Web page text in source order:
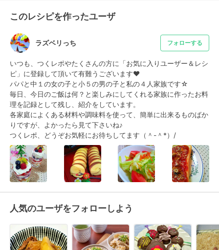
このレシピを作ったユーザ
ラズベリっち フォローする
いつも、つくレポやたくさんの方に「お気に入りユーザー＆レシ
ピ」に登録して頂いて有難うございます❤
パパと中１の女の子と小５の男の子と私の４人家族です☆
毎日、今日のご飯は何？と楽しみにしてくれる家族に作ったお料
理を記録として残し、紹介をしています。
各家庭によくある材料や調味料を使って、簡単に出来るものばか
りですが、よかったら見て下さいね♪
つくレポ、どうぞお気軽にお待ちしてます（＾-＾*）/
人気のユーザをフォローしよう